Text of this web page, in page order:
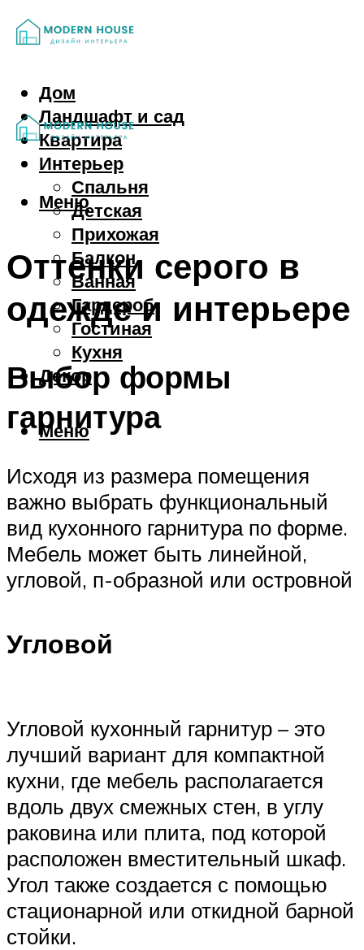
Дом
Ландшафт и сад
Квартира
Интерьер
Спальня
Детская
Прихожая
Балкон
Ванная
Гардероб
Гостиная
Кухня
Декор
Меню
Меню
Оттенки серого в
одежде и интерьере
Выбор формы
гарнитура
Исходя из размера помещения
важно выбрать функциональный
вид кухонного гарнитура по форме.
Мебель может быть линейной,
угловой, п-образной или островной
Угловой
Угловой кухонный гарнитур – это
лучший вариант для компактной
кухни, где мебель располагается
вдоль двух смежных стен, в углу
раковина или плита, под которой
расположен вместительный шкаф.
Угол также создается с помощью
стационарной или откидной барной
стойки.